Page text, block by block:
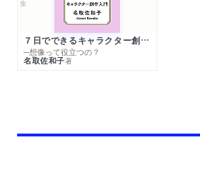
７日でできるキャラクター創作入門
─想像って役立つの？
名取佐和子著